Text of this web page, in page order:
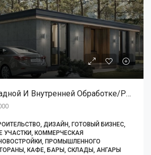
Услуги По Фасадной И Внутренней Обработке/ремонтным Работам
ДИЗАЙН, ГОТОВЫЙ БИЗНЕС,
УЧАСТКИ, КОММЕРЧЕСКАЯ
ПРОМЫШЛЕННОГО
КАФЕ, БАРЫ, СКЛАДЫ, АНГАРЫ